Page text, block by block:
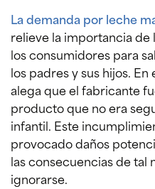
La demanda por leche
relieve la importancia
los consumidores para
los padres y sus hijos.
alega que el fabricante
producto que no era
infantil. Este
provocado daños
las consecuencias de
ignorarse.